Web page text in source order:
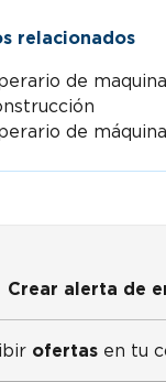
relacionados
de
de máquina
Crear alerta de
ofertas en tu